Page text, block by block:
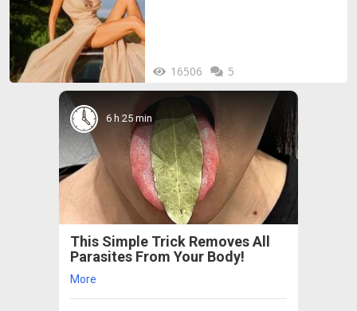
16506 5
6 h 25 min
This Simple Trick Removes All
Parasites From Your Body!
More